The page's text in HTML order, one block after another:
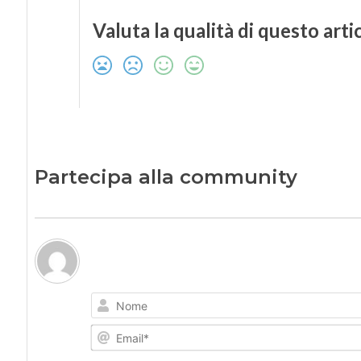
Valuta la qualità di questo
Partecipa alla community